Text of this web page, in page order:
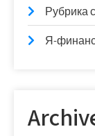
Рубрика
Я-